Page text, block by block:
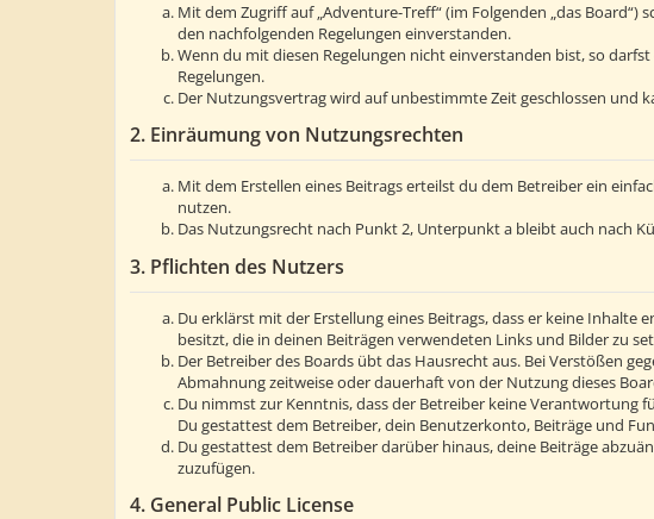
Mit dem Zugriff auf „Adventure-Treff“ (im Folgenden „das
den nachfolgenden Regelungen einverstanden.
Wenn du mit diesen Regelungen nicht einverstanden bist, so
Regelungen.
Der Nutzungsvertrag wird auf unbestimmte Zeit geschlossen und
2. Einräumung von Nutzungsrechten
Mit dem Erstellen eines Beitrags erteilst du dem Betreiber ein
nutzen.
Das Nutzungsrecht nach Punkt 2, Unterpunkt a bleibt auch nach
3. Pflichten des Nutzers
Du erklärst mit der Erstellung eines Beitrags, dass er keine Inhalte
besitzt, die in deinen Beiträgen verwendeten Links und Bilder zu
Der Betreiber des Boards übt das Hausrecht aus. Bei Verstößen
Abmahnung zeitweise oder dauerhaft von der Nutzung dieses
Du nimmst zur Kenntnis, dass der Betreiber keine
Du gestattest dem Betreiber, dein Benutzerkonto, Beiträge und
Du gestattest dem Betreiber darüber hinaus, deine Beiträge
zuzufügen.
4. General Public License